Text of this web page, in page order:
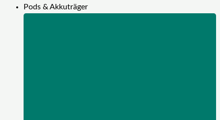
Pods & Akkuträger